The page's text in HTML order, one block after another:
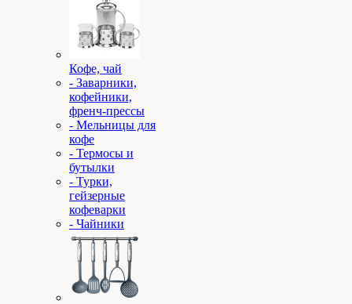
Кофе, чай
- Заварники,
кофейники,
френч-прессы
- Мельницы для
кофе
- Термосы и
бутылки
- Турки,
гейзерные
кофеварки
- Чайники